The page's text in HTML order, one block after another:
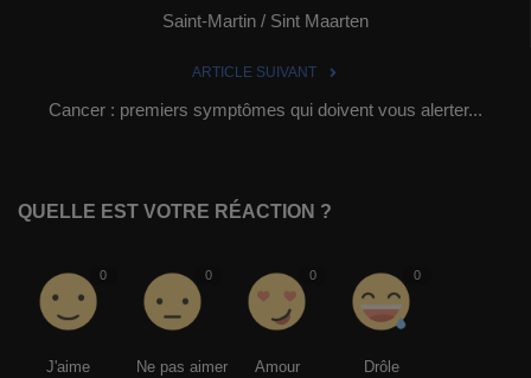
Saint-Martin / Sint Maarten
ARTICLE SUIVANT
Cancer : premiers symptômes qui doivent vous alerter...
QUELLE EST VOTRE RÉACTION ?
0
J'aime
0
Ne pas aimer
0
Amour
0
Drôle